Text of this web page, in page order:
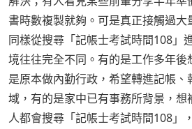
書時數複製就夠。可是真正接觸過大
同樣從搜尋「記帳士考試時間108」
境往往完全不同。有的是工作多年後
是原本做內勤行政，希望轉進記帳
域，有的是家中已有事務所背景，
人都會搜尋「記帳士考試時間108」